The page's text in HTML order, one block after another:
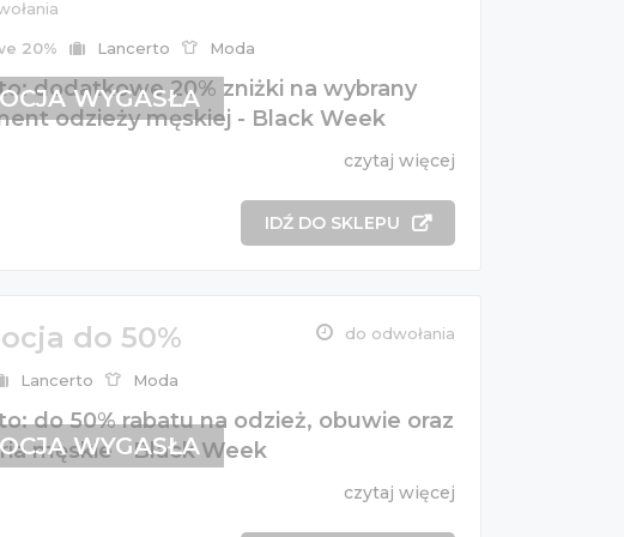
20% Lancerto Moda
dodatkowe 20% zniżki na wybrany
odzieży męskiej - Black Week
czytaj więcej
IDŹ DO SKLEPU
WYGASŁA
do 50% do odwołania
Lancerto Moda
do 50% rabatu na odzież, obuwie oraz
męskie - Black Week
czytaj więcej
WYGASŁA